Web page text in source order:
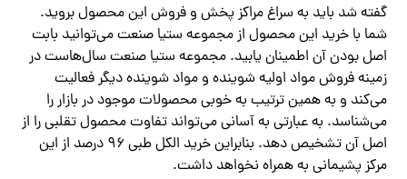
گفته شد باید به سراغ مراکز پخش و فروش این محصول بروید.
شما با خرید این محصول از مجموعه ستیا صنعت می‌توانید بابت
اصل بودن آن اطمینان یابید. مجموعه ستیا صنعت سال‌هاست در
زمینه فروش مواد اولیه شوینده و مواد شوینده دیگر فعالیت
می‌کند و به همین ترتیب به خوبی محصولات موجود در بازار را
می‌شناسد. به عبارتی به آسانی می‌تواند تفاوت محصول تقلبی را از
اصل آن تشخیص دهد. بنابراین خرید الکل طبی ۹۶ درصد از این
مرکز پشیمانی به همراه نخواهد داشت.